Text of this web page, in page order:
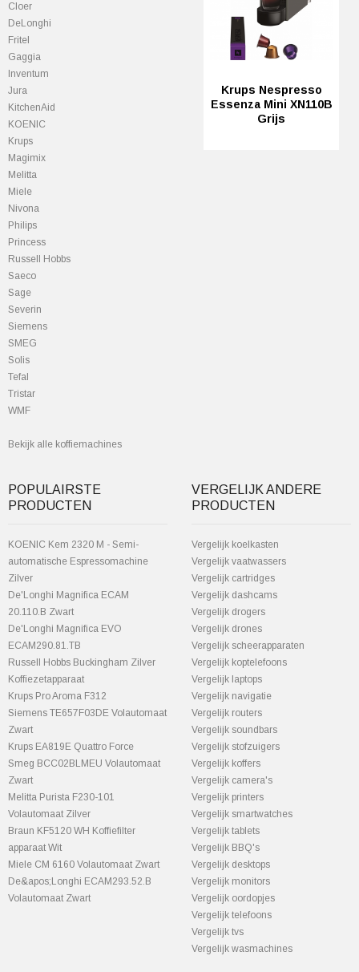
Cloer
DeLonghi
Fritel
Gaggia
Inventum
Jura
KitchenAid
KOENIC
Krups
Magimix
Melitta
Miele
Nivona
Philips
Princess
Russell Hobbs
Saeco
Sage
Severin
Siemens
SMEG
Solis
Tefal
Tristar
WMF
Bekijk alle koffiemachines
Krups Nespresso
Essenza Mini XN110B
Grijs
POPULAIRSTE
PRODUCTEN
KOENIC Kem 2320 M - Semi-
automatische Espressomachine
Zilver
De'Longhi Magnifica ECAM
20.110.B Zwart
De'Longhi Magnifica EVO
ECAM290.81.TB
Russell Hobbs Buckingham Zilver
Koffiezetapparaat
Krups Pro Aroma F312
Siemens TE657F03DE Volautomaat
Zwart
Krups EA819E Quattro Force
Smeg BCC02BLMEU Volautomaat
Zwart
Melitta Purista F230-101
Volautomaat Zilver
Braun KF5120 WH Koffiefilter
apparaat Wit
Miele CM 6160 Volautomaat Zwart
De&apos;Longhi ECAM293.52.B
Volautomaat Zwart
VERGELIJK ANDERE
PRODUCTEN
Vergelijk koelkasten
Vergelijk vaatwassers
Vergelijk cartridges
Vergelijk dashcams
Vergelijk drogers
Vergelijk drones
Vergelijk scheerapparaten
Vergelijk koptelefoons
Vergelijk laptops
Vergelijk navigatie
Vergelijk routers
Vergelijk soundbars
Vergelijk stofzuigers
Vergelijk koffers
Vergelijk camera's
Vergelijk printers
Vergelijk smartwatches
Vergelijk tablets
Vergelijk BBQ's
Vergelijk desktops
Vergelijk monitors
Vergelijk oordopjes
Vergelijk telefoons
Vergelijk tvs
Vergelijk wasmachines